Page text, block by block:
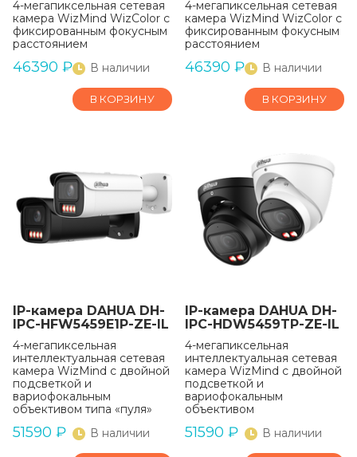
4-мегапиксельная сетевая
камера WizMind WizColor с
фиксированным фокусным
расстоянием
46390 ₽ В наличии
В КОРЗИНУ
4-мегапиксельная сетевая
камера WizMind WizColor с
фиксированным фокусным
расстоянием
46390 ₽ В наличии
В КОРЗИНУ
IP-камера DAHUA DH-
IPC-HFW5459E1P-ZE-IL
4-мегапиксельная
интеллектуальная сетевая
камера WizMind с двойной
подсветкой и
вариофокальным
объективом типа «пуля»
51590 ₽ В наличии
IP-камера DAHUA DH-
IPC-HDW5459TP-ZE-IL
4-мегапиксельная
интеллектуальная сетевая
камера WizMind с двойной
подсветкой и
вариофокальным
объективом
51590 ₽ В наличии